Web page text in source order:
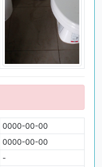
0000-00-00
0000-00-00
-